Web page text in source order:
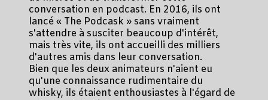
conversation en podcast. En 2016, ils ont
lancé « The Podcask » sans vraiment
s'attendre à susciter beaucoup d'intérêt,
mais très vite, ils ont accueilli des milliers
d'autres amis dans leur conversation.
Bien que les deux animateurs n'aient eu
qu'une connaissance rudimentaire du
whisky, ils étaient enthousiastes à l'égard de